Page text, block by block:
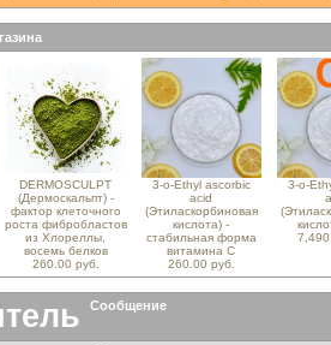
DERMOSCULPT
(Дермоскальпт) -
фактор клеточного
роста фибробластов
из Хлореллы,
восемь белков
260.00 руб.
3-o-Ethyl ascorbic
acid
(Этиласкорбиновая
кислота) -
стабильная форма
витамина С
260.00 руб.
3-o-
Сообщение